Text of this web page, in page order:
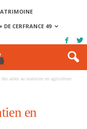
DE CERFRANCE 49
des aides au maintien en agriculture
en